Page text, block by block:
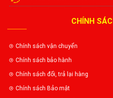
CHÍNH
Chính sách vận chuyển
Chính sách bảo hành
Chính sách đổi, trả lại hàng
Chính sách Bảo mật